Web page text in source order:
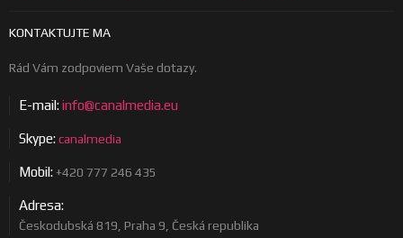
KONTAKTUJTE MA
Rád Vám zodpoviem Vaše dotazy.
E-mail:info@canalmedia.eu
Skype:canalmedia
Mobil:+420 777 246 435
Adresa:
Českodubská 819, Praha 9, Česká republika